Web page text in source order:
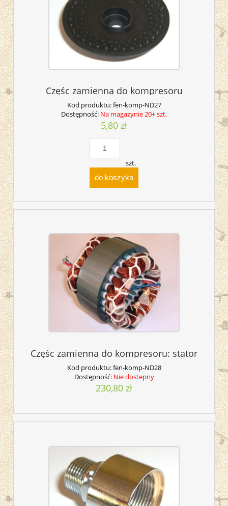
Częśc zamienna do kompresoru
Kod produktu:fen-komp-ND27
Dostępność: Na magazynie 20+ szt.
5,80 zł
szt.
do koszyka
Częśc zamienna do kompresoru: stator
Kod produktu:fen-komp-ND28
Dostępność: Nie dostepny
230,80 zł